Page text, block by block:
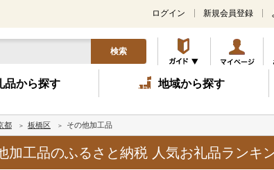
ログイン 新規会員登録
検索
品から探す 地域から探す
都 板橋区 その他加工品
加工品のふるさと納税 人気お礼品ランキ